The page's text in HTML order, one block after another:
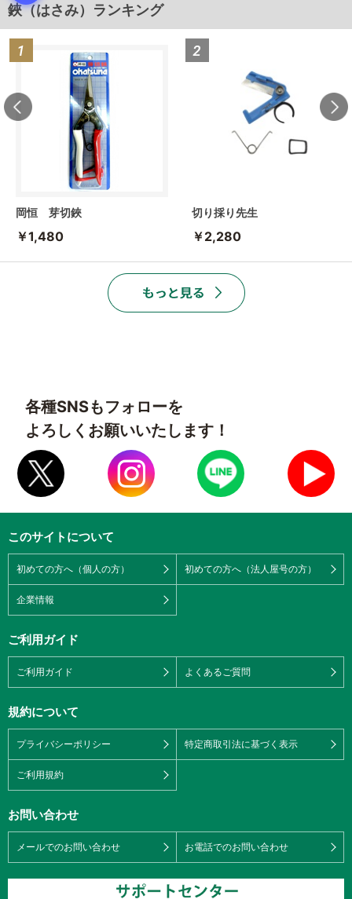
鋏（はさみ）ランキング
岡恒 芽切鋏
￥1,480
切り採り先生
￥2,280
各種SNSもフォローを
よろしくお願いいたします！
このサイトについて
初めての方へ（個人の方） 初めての方へ（法人屋号の方）
企業情報
ご利用ガイド
ご利用ガイド よくあるご質問
規約について
プライバシーポリシー 特定商取引法に基づく表示
ご利用規約
お問い合わせ
メールでのお問い合わせ お電話でのお問い合わせ